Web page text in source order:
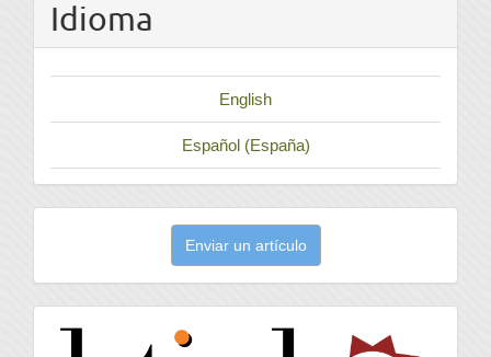
Idioma
English
Español (España)
artículo
Enviar un artículo
latindex